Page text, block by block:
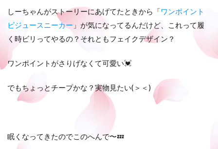
しーちゃんがストーリーにあげてたときから「ワンポイント
ビジュースニーカー 」が気になってるんだけど、これって履
く時ビリってやるの？それともフェイクデザイン？
ワンポイントがさりげなくて可愛い💓
でもちょっとチープかな？実物見たい(＞＜)
眠くなってきたのでこのへんで〜💤